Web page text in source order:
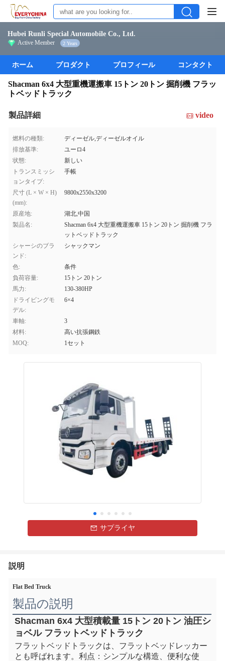
Hubei Runli Special Automobile Co., Ltd.
Active Member 2 Years
ホーム プロダクト プロフィール コンタクト
Shacman 6x4 大型重機運搬車 15トン 20トン 掘削機 フラッ
トベッドトラック
製品詳細 video
燃料の種類:
ディーゼル,ディーゼルオイル
排放基準:
ユーロ4
状態:
新しい
トランスミッシ
ョンタイプ:
手帳
尺寸 (L × W × H)
(mm):
9800x2550x3200
原産地:
湖北,中国
製品名:
Shacman 6x4 大型重機運搬車 15トン 20トン 掘削機 フラ
ットベッドトラック
シャーシのブラ
ンド:
シャックマン
色:
条件
負荷容量:
15トン 20トン
馬力:
130-380HP
ドライビングモ
デル:
6×4
車軸:
3
材料:
高い抗張鋼鉄
MOQ:
1セット
サプライヤ
説明
Flat Bed Truck
製品の説明
Shacman 6x4 大型積載量 15トン 20トン 油圧シ
ョベル フラットベッドトラック
フラットベッドトラックは、フラットベッドレッカー
とも呼ばれます。 利点：シンプルな構造、便利な使